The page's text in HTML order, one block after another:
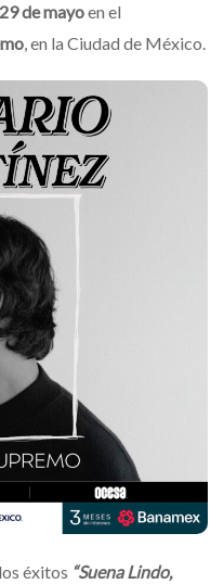
29 de mayoen el
, en la Ciudad de México.
éxitos “Suena Lindo,